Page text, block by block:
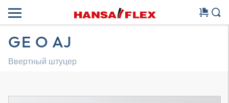
GE O AJ
Ввертный штуцер